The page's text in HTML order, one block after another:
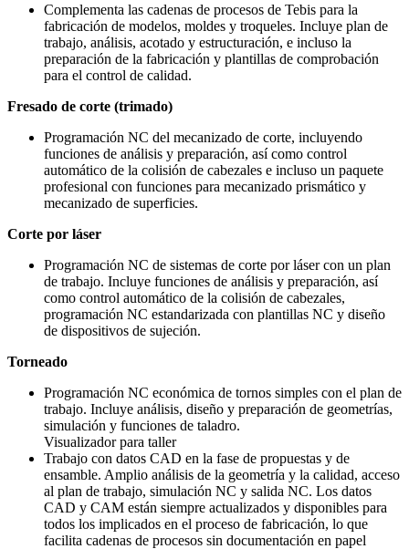
Complementa las cadenas de procesos de Tebis para la
fabricación de modelos, moldes y troqueles. Incluye plan de
trabajo, análisis, acotado y estructuración, e incluso la
preparación de la fabricación y plantillas de comprobación
para el control de calidad.
Fresado de corte (trimado)
Programación NC del mecanizado de corte, incluyendo
funciones de análisis y preparación, así como control
automático de la colisión de cabezales e incluso un paquete
profesional con funciones para mecanizado prismático y
mecanizado de superficies.
Corte por láser
Programación NC de sistemas de corte por láser con un plan
de trabajo. Incluye funciones de análisis y preparación, así
como control automático de la colisión de cabezales,
programación NC estandarizada con plantillas NC y diseño
de dispositivos de sujeción.
Torneado
Programación NC económica de tornos simples con el plan de
trabajo. Incluye análisis, diseño y preparación de geometrías,
simulación y funciones de taladro.
Visualizador para taller
Trabajo con datos CAD en la fase de propuestas y de
ensamble. Amplio análisis de la geometría y la calidad, acceso
al plan de trabajo, simulación NC y salida NC. Los datos
CAD y CAM están siempre actualizados y disponibles para
todos los implicados en el proceso de fabricación, lo que
facilita cadenas de procesos sin documentación en papel